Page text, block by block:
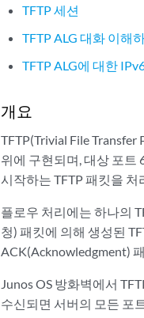
TFTP 세션
TFTP ALG 대화 이해
TFTP ALG에 대한
개요
TFTP(Trivial File Transfer
위에 구현되며, 대상 포트
시작하는 TFTP 패킷을
플로우 처리에는 하나의
청) 패킷에 의해 생성된
ACK(Acknowledgment)
Junos OS 방화벽에서
수신되면 서버의 모든 포